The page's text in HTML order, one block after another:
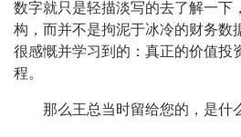
数字就只是轻描淡写的去了解一下
构，而并不是拘泥于冰冷的财务数
很感慨并学习到的：真正的价值投
程。
那么王总当时留给您的，是什